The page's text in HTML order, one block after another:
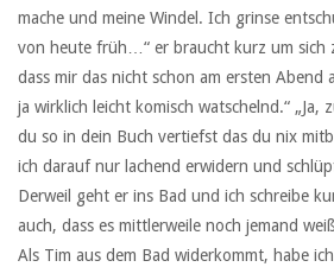
mache und meine Windel. Ich grinse
von heute früh…“ er braucht kurz um sich
dass mir das nicht schon am ersten
ja wirklich leicht komisch watschelnd.“ „Ja,
du so in dein Buch vertiefst das du nix
ich darauf nur lachend erwidern und
Derweil geht er ins Bad und ich schreibe
auch, dass es mittlerweile noch jemand
Als Tim aus dem Bad widerkommt, habe